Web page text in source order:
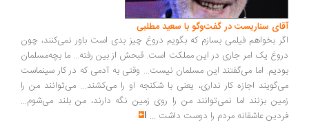
آقای سناریست در گفت‌وگو با سعید مطلبی
اگر بخواهم فیلمی بسازم که بگویم دروغ چیز بدی است باور نمی‌کنند، چون
دروغ یک امر جاری در این مملکت است. قبحش از بین رفته... ما بچه‌مسلمان
بودیم. اما می‌گفتند این مسلمان نیست... وقتی به آدمی که در کار سینماست
می‌گویند اجازه کار نداری، یعنی با شکنجه او را می‌کشند... می‌توانند من را
زمین بزنند اما نمی‌توانند من را روی زمین نگه دارند، من بلند می‌شوم...
فردین عاشقانه مردم را دوست داشت ...